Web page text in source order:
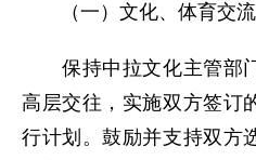
（一）文化、体育交流
保持中拉文化主管部
高层交往，实施双方签订
行计划。鼓励并支持双方